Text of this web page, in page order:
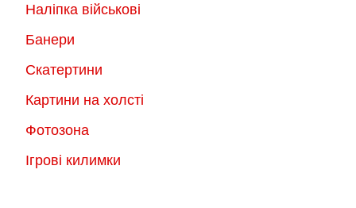
Наліпка військові
Банери
Скатертини
Картини на холсті
Фотозона
Ігрові килимки